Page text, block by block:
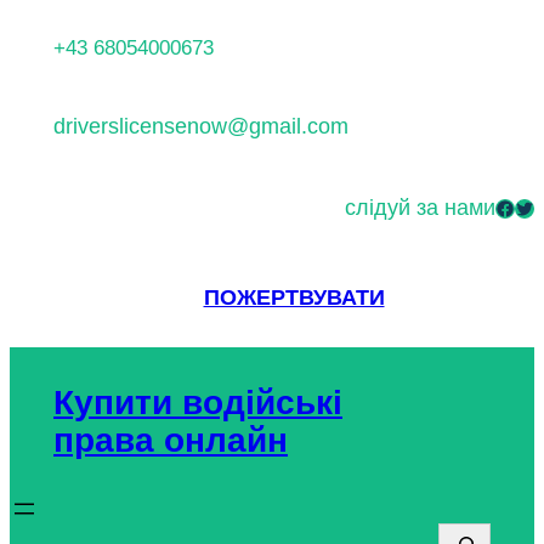
+43 68054000673
driverslicensenow@gmail.com
слідуй за намиFacebook Twitter
ПОЖЕРТВУВАТИ
Купити водійські
права онлайн